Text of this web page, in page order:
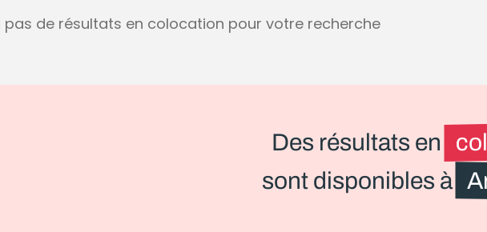
pas de résultats en colocation pour votre recherche
Des résultats en
sont disponibles à